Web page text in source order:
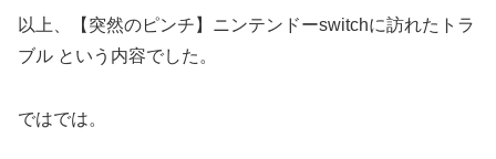
以上、【突然のピンチ】ニンテンドーswitchに訪れたトラ
ブル という内容でした。
ではでは。